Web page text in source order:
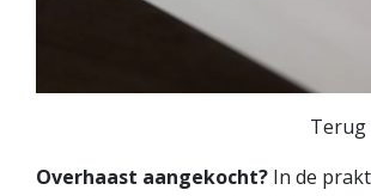
Verhuren
Verzekeren
Terug
Overhaast aangekocht? In de